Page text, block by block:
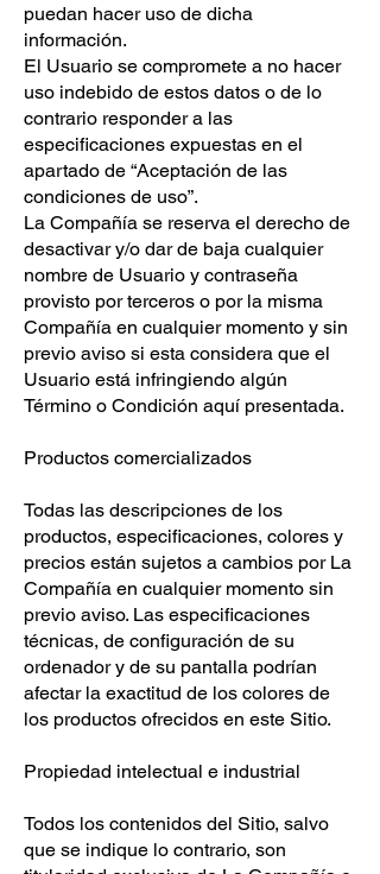
puedan hacer uso de dicha
información.
El Usuario se compromete a no hacer
uso indebido de estos datos o de lo
contrario responder a las
especificaciones expuestas en el
apartado de “Aceptación de las
condiciones de uso”.
La Compañía se reserva el derecho de
desactivar y/o dar de baja cualquier
nombre de Usuario y contraseña
provisto por terceros o por la misma
Compañía en cualquier momento y sin
previo aviso si esta considera que el
Usuario está infringiendo algún
Término o Condición aquí presentada.
Productos comercializados
Todas las descripciones de los
productos, especificaciones, colores y
precios están sujetos a cambios por La
Compañía en cualquier momento sin
previo aviso. Las especificaciones
técnicas, de configuración de su
ordenador y de su pantalla podrían
afectar la exactitud de los colores de
los productos ofrecidos en este Sitio.
Propiedad intelectual e industrial
Todos los contenidos del Sitio, salvo
que se indique lo contrario, son